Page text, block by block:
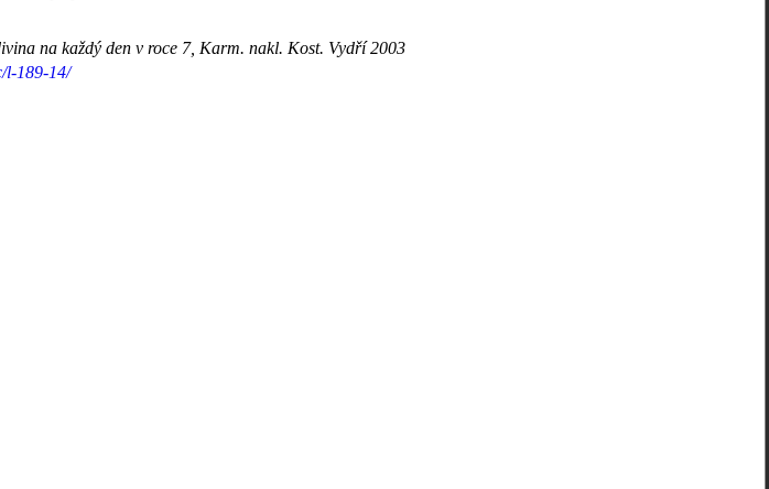
na každý den v roce 7, Karm. nakl. Kost. Vydří 2003
l-189-14/